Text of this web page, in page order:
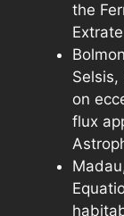
the
on
flux